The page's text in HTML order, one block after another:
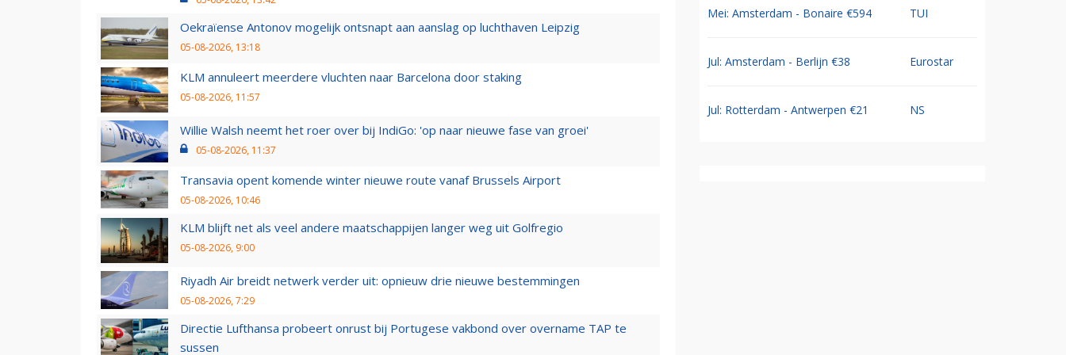
Oekraïense Antonov mogelijk ontsnapt aan aanslag op luchthaven Leipzig
05-08-2026, 13:18
KLM annuleert meerdere vluchten naar Barcelona door staking
05-08-2026, 11:57
Willie Walsh neemt het roer over bij IndiGo: 'op naar nieuwe fase van groei'
05-08-2026, 11:37
Transavia opent komende winter nieuwe route vanaf Brussels Airport
05-08-2026, 10:46
KLM blijft net als veel andere maatschappijen langer weg uit Golfregio
05-08-2026, 9:00
Riyadh Air breidt netwerk verder uit: opnieuw drie nieuwe bestemmingen
05-08-2026, 7:29
Directie Lufthansa probeert onrust bij Portugese vakbond over overname TAP te
sussen
Mei: Amsterdam - Bonaire €594 TUI
Jul: Amsterdam - Berlijn €38 Eurostar
Jul: Rotterdam - Antwerpen €21 NS